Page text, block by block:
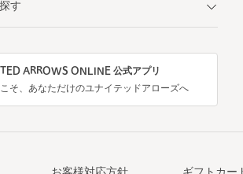
す
ARROWS ONLINE 公式アプリ
そ、あなただけのユナイテッドアローズへ